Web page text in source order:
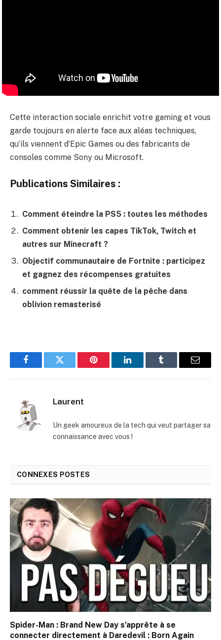
Cette interaction sociale enrichit votre gaming et vous
garde toujours en alerte face aux aléas techniques,
qu’ils viennent d’Epic Games ou des fabricants de
consoles comme Sony ou Microsoft.
Publications Similaires :
Comment éteindre la PS5 : toutes les méthodes
Comment obtenir les capes TikTok, Twitch et
autres sur Minecraft ?
Objectif communautaire de Fortnite : participez
et gagnez des récompenses gratuites
comment réussir la quête de la pêche dans
oblivion remasterisé
FacebookTwitter Pinterest LinkedInTumblr
E-
Laurent
Un geek amoureux de la tech qui veut partager sa
connaissance avec vous !
CONNEXES POSTES
Spider-Man : Brand New Day s’apprête à se
connecter directement à Daredevil : Born Again